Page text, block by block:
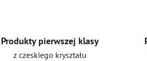
Produkty pierwszej klasy
z czeskiego kryształu